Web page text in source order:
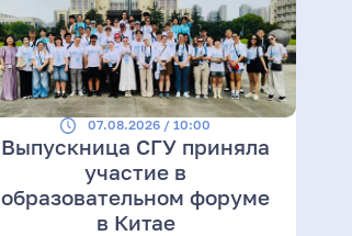
07.08.2026 / 10:00
Выпускница СГУ приняла
участие в
образовательном форуме
в Китае